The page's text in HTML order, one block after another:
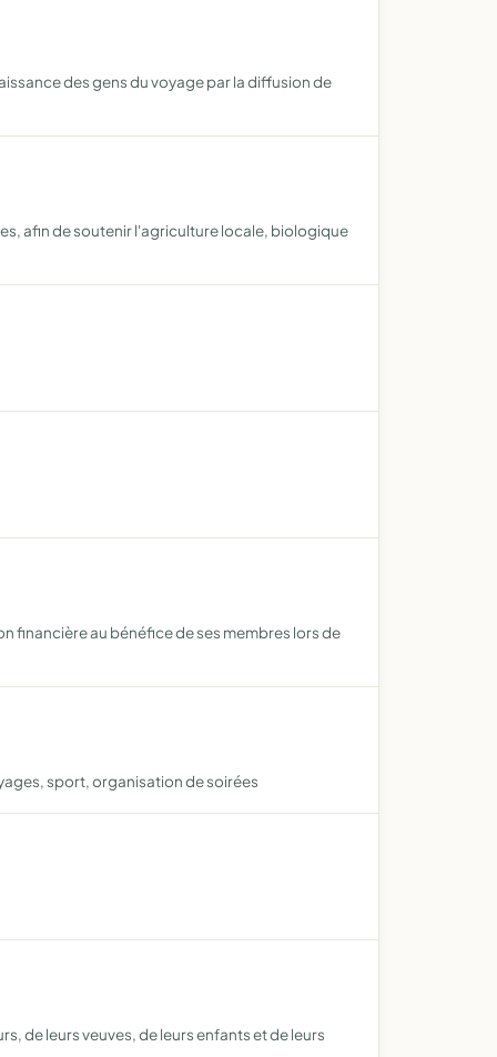
des gens du voyage par la diffusion de
afin de soutenir l'agriculture locale, biologique
financière au bénéfice de ses membres lors de
sport, organisation de soirées
de leurs veuves, de leurs enfants et de leurs